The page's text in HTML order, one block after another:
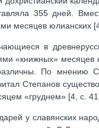
355 дней.
месяцев юлианских
в
«книжных»
По мнению
Степанов
«груднем» [4, с.
у славянских